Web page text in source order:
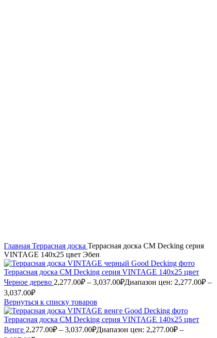
Главная Террасная доска Террасная доска CM Decking серия
VINTAGE 140х25 цвет Эбен
Террасная доска CM Decking серия VINTAGE 140х25 цвет
Черное дерево 2,277.00₽ – 3,037.00₽Диапазон цен: 2,277.00₽ –
3,037.00₽
Вернуться к списку товаров
Террасная доска CM Decking серия VINTAGE 140х25 цвет
Венге 2,277.00₽ – 3,037.00₽Диапазон цен: 2,277.00₽ –